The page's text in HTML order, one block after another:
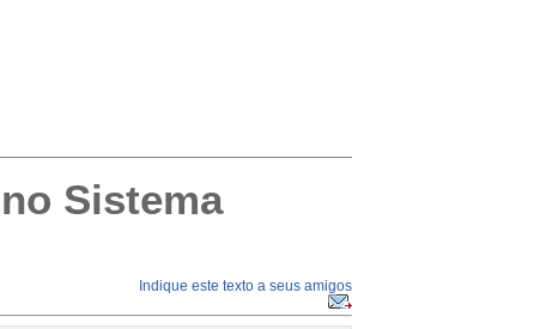
Sistema
Indique este texto a seus amigos